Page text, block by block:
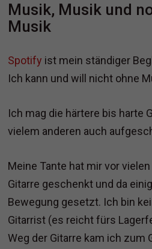
Musik, Musik und
Musik
Spotify ist mein ständiger
Ich kann und will nicht ohne
Ich mag die härtere bis harte
vielem anderen auch
Meine Tante hat mir vor
Gitarre geschenkt und da
Bewegung gesetzt. Ich bin
Gitarrist (es reicht fürs
Weg der Gitarre kam ich zum